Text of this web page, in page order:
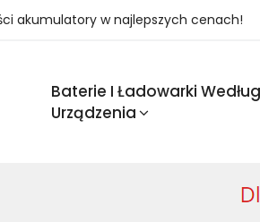
akumulatory w najlepszych cenach!
Baterie I Ładowarki Według
Urządzenia